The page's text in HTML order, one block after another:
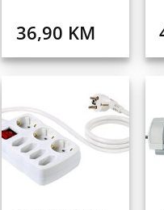
36,90 KM
Dodaj
listu
želja